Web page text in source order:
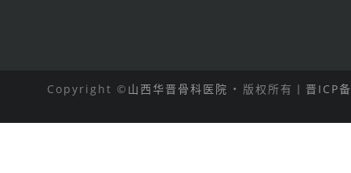
Copyright © 山西华晋骨科医院 • 版权所有丨 晋ICP